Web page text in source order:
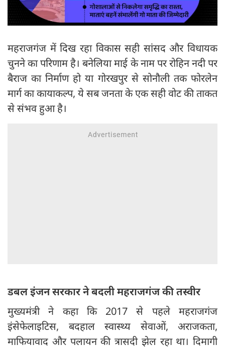
महराजगंज में दिख रहा विकास सही सांसद और विधायक
चुनने का परिणाम है। बनेलिया माई के नाम पर रोहिन नदी पर
बैराज का निर्माण हो या गोरखपुर से सोनौली तक फोरलेन
मार्ग का कायाकल्प, ये सब जनता के एक सही वोट की ताकत
से संभव हुआ है।
डबल इंजन सरकार ने बदली महराजगंज की तस्वीर
मुख्यमंत्री ने कहा कि 2017 से पहले महराजगंज
इंसेफेलाइटिस, बदहाल स्वास्थ्य सेवाओं, अराजकता,
माफियावाद और पलायन की त्रासदी झेल रहा था। दिमागी